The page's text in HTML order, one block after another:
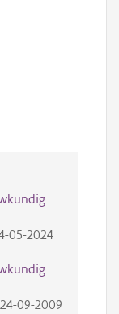
05-2024
24-09-2009